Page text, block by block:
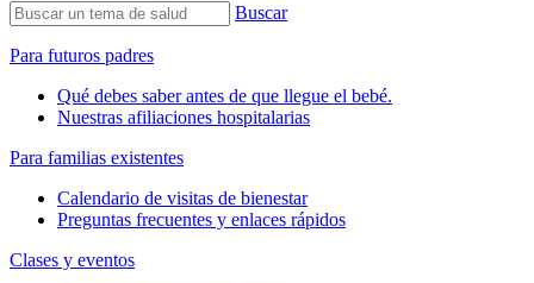
Buscar
Para futuros padres
Qué debes saber antes de que llegue el bebé.
Nuestras afiliaciones hospitalarias
Para familias existentes
Calendario de visitas de bienestar
Preguntas frecuentes y enlaces rápidos
Clases y eventos